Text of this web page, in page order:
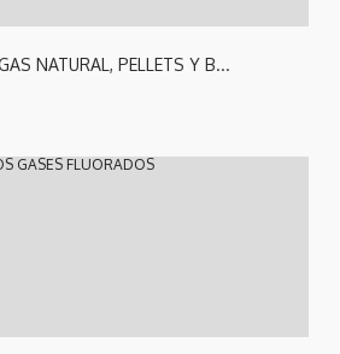
NATURAL, PELLETS Y B...
GASES FLUORADOS